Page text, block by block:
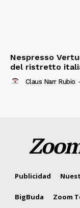
Nespresso
del ristretto
Claus Narr Rubio -
Publicidad
BigBuda Zoom